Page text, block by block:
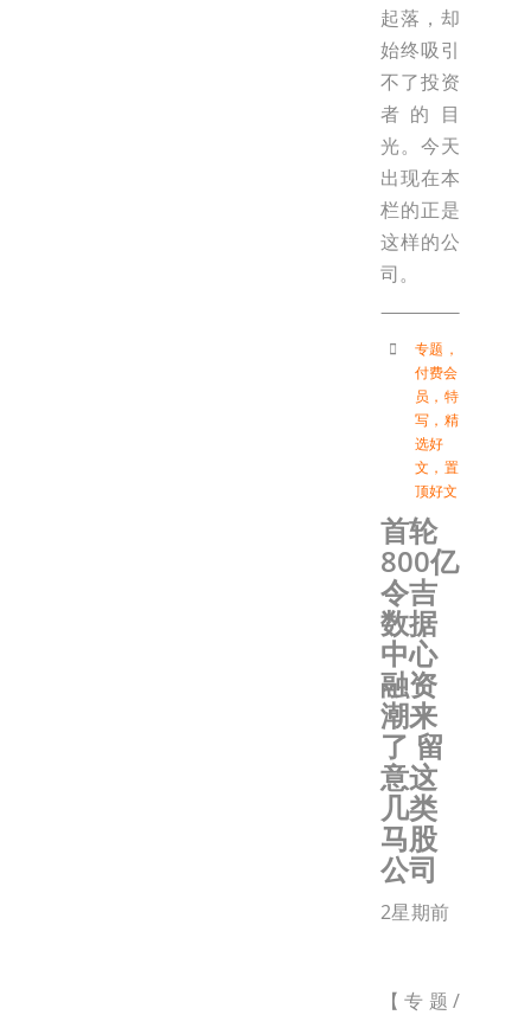
起落，却
始终吸引
不了投资
者的目
光。今天
出现在本
栏的正是
这样的公
司。
专题 ，
付费会
员 ， 特
写 ， 精
选好
文 ， 置
顶好文
首轮
800亿
令吉
数据
中心
融资
潮来
了 留
意这
几类
马股
公司
2星期前
【专题/